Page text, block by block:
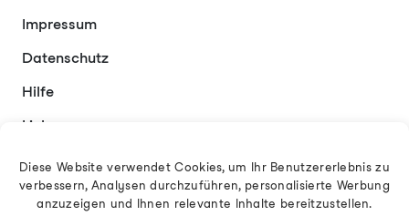
Impressum
Datenschutz
Hilfe
Links
Kontakt
Diese Website verwendet Cookies, um Ihr Benutzererlebnis zu
verbessern, Analysen durchzuführen, personalisierte Werbung
anzuzeigen und Ihnen relevante Inhalte bereitzustellen.